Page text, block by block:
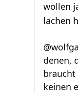
wollen
lachen
denen,
braucht
keinen